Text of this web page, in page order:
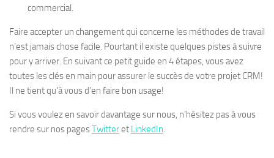
commercial.
Faire accepter un changement qui concerne les méthodes de travail
n’est jamais chose facile. Pourtant il existe quelques pistes à suivre
pour y arriver. En suivant ce petit guide en 4 étapes, vous avez
toutes les clés en main pour assurer le succès de votre projet CRM!
Il ne tient qu’à vous d’en faire bon usage!
Si vous voulez en savoir davantage sur nous, n’hésitez pas à vous
rendre sur nos pagesTwitteret LinkedIn.